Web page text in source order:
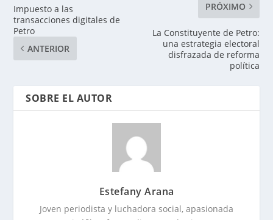
Impuesto a las
transacciones digitales de
Petro
ANTERIOR
PRÓXIMO
La Constituyente de Petro:
una estrategia electoral
disfrazada de reforma
política
SOBRE EL AUTOR
Estefany Arana
Joven periodista y luchadora social, apasionada